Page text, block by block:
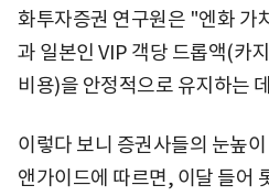
화투자증권 연구원은 "엔화 가
과 일본인 VIP 객당 드롭액(카
비용)을 안정적으로 유지하는
이렇다 보니 증권사들의 눈높
앤가이드에 따르면, 이달 들어